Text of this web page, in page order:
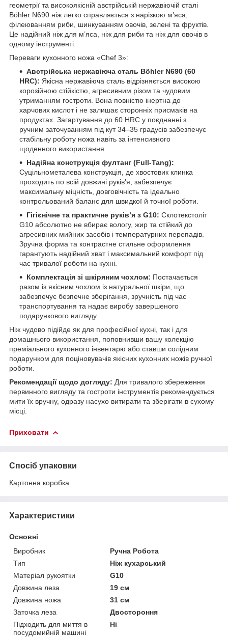
геометрії та високоякісній австрійській нержавіючій сталі
Böhler N690 ніж легко справляється з нарізкою м’яса,
філеюванням риби, шинкуванням овочів, зелені та фруктів.
Це надійний ніж для м’яса, ніж для риби та ніж для овочів в
одному інструменті.
Переваги кухонного ножа «Chef 3»:
Австрійська нержавіюча сталь Böhler N690 (60
HRC): Якісна нержавіюча сталь відрізняється високою
корозійною стійкістю, агресивним різом та чудовим
утриманням гостроти. Вона повністю інертна до
харчових кислот і не залишає сторонніх присмаків на
продуктах. Загартування до 60 HRC у поєднанні з
ручним заточуванням під кут 34–35 градусів забезпечує
стабільну роботу ножа навіть за інтенсивного
щоденного використання.
Надійна конструкція фултанг (Full-Tang):
Суцільнометалева конструкція, де хвостовик клинка
проходить по всій довжині руків'я, забезпечує
максимальну міцність, довговічність та ідеально
контрольований баланс для швидкої й точної роботи.
Гігієнічне та практичне руків’я з G10: Склотекстоліт
G10 абсолютно не вбирає вологу, жир та стійкий до
агресивних мийних засобів і температурних перепадів.
Зручна форма та контрастне стильне оформлення
гарантують надійний хват і максимальний комфорт під
час тривалої роботи на кухні.
Комплектація зі шкіряним чохлом: Постачається
разом із якісним чохлом із натуральної шкіри, що
забезпечує безпечне зберігання, зручність під час
транспортування та надає виробу завершеного
подарункового вигляду.
Ніж чудово підійде як для професійної кухні, так і для
домашнього використання, поповнивши вашу колекцію
преміального кухонного інвентарю або ставши солідним
подарунком для поціновувачів якісних кухонних ножів ручної
роботи.
Рекомендації щодо догляду: Для тривалого збереження
первинного вигляду та гостроти інструментів рекомендується
мити їх вручну, одразу насухо витирати та зберігати в сухому
місці.
Приховати
Спосіб упаковки
Картонна коробка
Характеристики
Основні
Виробник
Ручна Робота
Тип
Ніж кухарський
Матеріал рукоятки
G10
Довжина леза
19 см
Довжина ножа
31 см
Заточка леза
Двостороння
Підходить для миття в
посудомийній машині
Ні